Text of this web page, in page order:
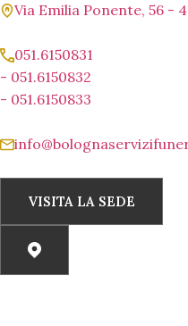
Via Emilia Ponente, 56 -
051.6150831
- 051.6150832
- 051.6150833
VISITA LA SEDE